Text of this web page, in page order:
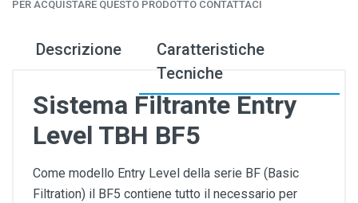
PER ACQUISTARE QUESTO PRODOTTO CONTATTACI
Descrizione
Caratteristiche
Tecniche
Sistema Filtrante Entry
Level TBH BF5
Come modello Entry Level della serie BF (Basic
Filtration) il BF5 contiene tutto il necessario per